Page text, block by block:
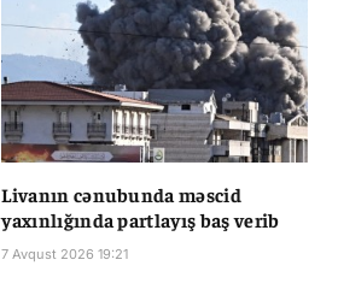
Livanın cənubunda məscid
yaxınlığında partlayış baş verib
7 Avqust 2026 19:21